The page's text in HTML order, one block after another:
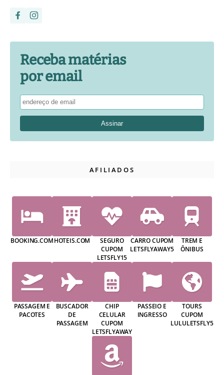
Receba matérias
por email
AFILIADOS
BOOKING.COMHOTEIS.COM
SEGURO
CUPOM
LETSFLY15
CARRO CUPOM
LETSFLYAWAY5
TREM E
ÔNIBUS
PASSAGEM E
PACOTES
BUSCADOR
DE
PASSAGEM
CHIP
CELULAR
CUPOM
LETSFLYAWAY
PASSEIO E
INGRESSO
TOURS
CUPOM
LULULETSFLY5